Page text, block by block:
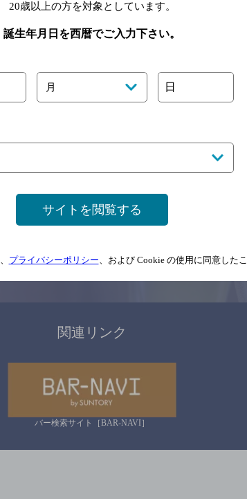
※店舗によりハイボール取り扱い銘
ご意見・ご感想
念のためお店にご確
関連リンク
バー検索サイト［BAR-NAVI］
20歳以上の方を対象としています。
誕生年月日を西暦でご入力下さい。
月 日
サイトを閲覧する
、 プライバシーポリシー、および Cookie の使用に同意した